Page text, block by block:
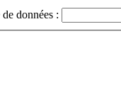
données :